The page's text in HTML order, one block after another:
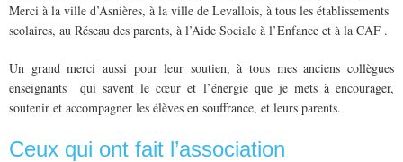
Merci à la ville d’Asnières, à la ville de Levallois, à tous les établissements
scolaires, au Réseau des parents, à l’Aide Sociale à l’Enfance et à la CAF .
Un grand merci aussi pour leur soutien, à tous mes anciens collègues
enseignants qui savent le cœur et l’énergie que je mets à encourager,
soutenir et accompagner les élèves en souffrance, et leurs parents.
Ceux qui ont fait l’association